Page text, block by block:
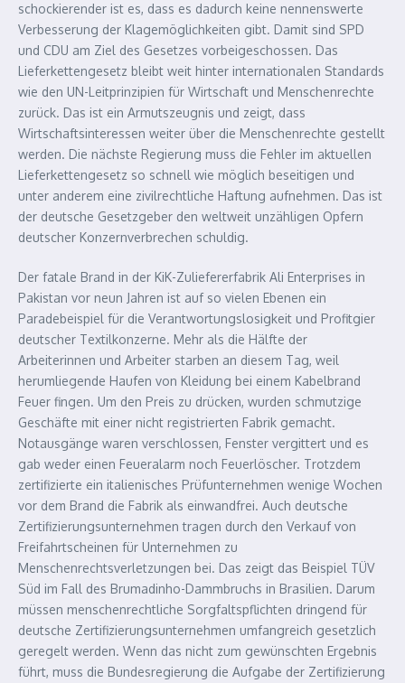
schockierender ist es, dass es dadurch keine nennenswerte
Verbesserung der Klagemöglichkeiten gibt. Damit sind SPD
und CDU am Ziel des Gesetzes vorbeigeschossen. Das
Lieferkettengesetz bleibt weit hinter internationalen Standards
wie den UN-Leitprinzipien für Wirtschaft und Menschenrechte
zurück. Das ist ein Armutszeugnis und zeigt, dass
Wirtschaftsinteressen weiter über die Menschenrechte gestellt
werden. Die nächste Regierung muss die Fehler im aktuellen
Lieferkettengesetz so schnell wie möglich beseitigen und
unter anderem eine zivilrechtliche Haftung aufnehmen. Das ist
der deutsche Gesetzgeber den weltweit unzähligen Opfern
deutscher Konzernverbrechen schuldig.
Der fatale Brand in der KiK-Zuliefererfabrik Ali Enterprises in
Pakistan vor neun Jahren ist auf so vielen Ebenen ein
Paradebeispiel für die Verantwortungslosigkeit und Profitgier
deutscher Textilkonzerne. Mehr als die Hälfte der
Arbeiterinnen und Arbeiter starben an diesem Tag, weil
herumliegende Haufen von Kleidung bei einem Kabelbrand
Feuer fingen. Um den Preis zu drücken, wurden schmutzige
Geschäfte mit einer nicht registrierten Fabrik gemacht.
Notausgänge waren verschlossen, Fenster vergittert und es
gab weder einen Feueralarm noch Feuerlöscher. Trotzdem
zertifizierte ein italienisches Prüfunternehmen wenige Wochen
vor dem Brand die Fabrik als einwandfrei. Auch deutsche
Zertifizierungsunternehmen tragen durch den Verkauf von
Freifahrtscheinen für Unternehmen zu
Menschenrechtsverletzungen bei. Das zeigt das Beispiel TÜV
Süd im Fall des Brumadinho-Dammbruchs in Brasilien. Darum
müssen menschenrechtliche Sorgfaltspflichten dringend für
deutsche Zertifizierungsunternehmen umfangreich gesetzlich
geregelt werden. Wenn das nicht zum gewünschten Ergebnis
führt, muss die Bundesregierung die Aufgabe der Zertifizierung